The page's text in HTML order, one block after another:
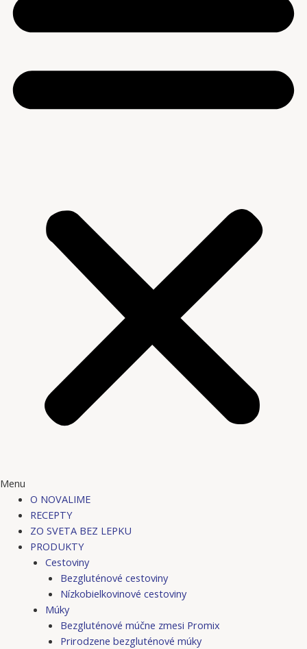
Menu
O NOVALIME
RECEPTY
ZO SVETA BEZ LEPKU
PRODUKTY
Cestoviny
Bezgluténové cestoviny
Nízkobielkovinové cestoviny
Múky
Bezgluténové múčne zmesi Promix
Prirodzene bezgluténové múky